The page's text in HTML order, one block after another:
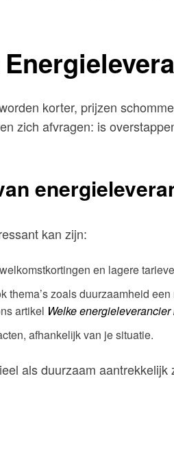
korter, prijzen
zich afvragen: is
kan zijn:
en lagere
zoals duurzaamheid
artikel Welke energieleverancier
afhankelijk van je situatie.
als duurzaam aantrekkelijk